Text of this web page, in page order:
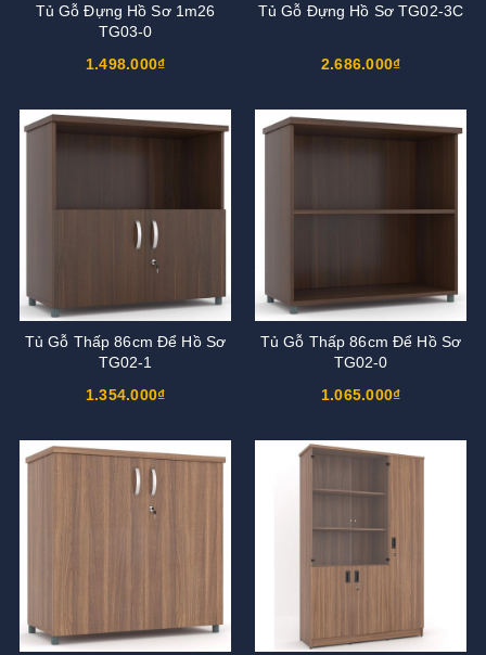
Tủ Gỗ Đựng Hồ Sơ 1m26
TG03-0
1.498.000₫
Tủ Gỗ Đựng Hồ Sơ TG02-3C
2.686.000₫
Tủ Gỗ Thấp 86cm Để Hồ Sơ
TG02-1
1.354.000₫
Tủ Gỗ Thấp 86cm Để Hồ Sơ
TG02-0
1.065.000₫